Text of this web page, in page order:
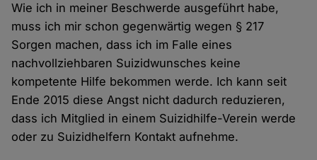
Wie ich in meiner Beschwerde ausgeführt habe,
muss ich mir schon gegenwärtig wegen § 217
Sorgen machen, dass ich im Falle eines
nachvollziehbaren Suizidwunsches keine
kompetente Hilfe bekommen werde. Ich kann seit
Ende 2015 diese Angst nicht dadurch reduzieren,
dass ich Mitglied in einem Suizidhilfe-Verein werde
oder zu Suizidhelfern Kontakt aufnehme.